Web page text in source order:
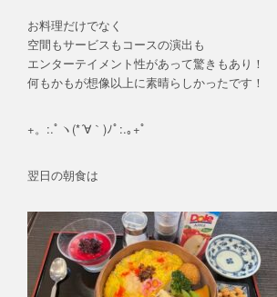
お料理だけでなく
空間もサービスもコースの演出も
エンターテイメント性があって驚きもあり！
何もかもが想像以上に素晴らしかったです！
+。:.ﾟヽ(*´∀｀)ﾉﾟ:.｡+ﾟ
翌日の朝食は